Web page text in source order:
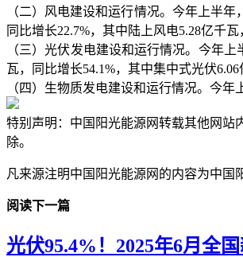
（二）风电建设和运行情况。今年上半
同比增长22.7%，其中陆上风电5.28亿千
（三）光伏发电建设和运行情况。今年
瓦，同比增长54.1%，其中集中式光伏
（四）生物质发电建设和运行情况。今
特别声明：中国阳光能源网转载其他网站
除。
凡来源注明中国阳光能源网的内容为中国
阅读下一篇
光伏95.4%！2025年6月全